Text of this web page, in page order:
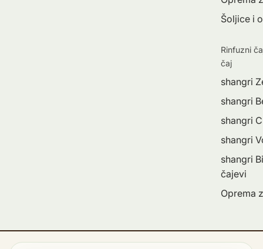
Šoljice i
Rinfuzni
čaj
shangri
shangri
shangri
shangri
shangri
čajevi
Oprema